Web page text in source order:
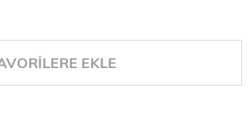
EKLE